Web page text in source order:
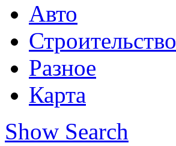
Авто
Строительство
Разное
Карта
Show Search